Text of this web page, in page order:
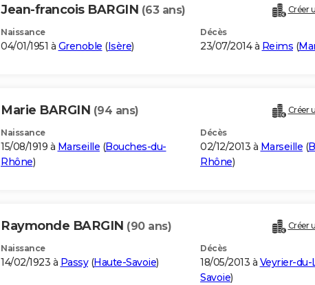
Jean-francois BARGIN (63 ans) Créer
Naissance
04/01/1951 à Grenoble (Isère)
Décès
23/07/2014 à Reims (
Marie BARGIN (94 ans) Créer
Naissance
15/08/1919 à Marseille (Bouches-du-
Rhône)
Décès
02/12/2013 à Marseille (
Rhône)
Raymonde BARGIN (90 ans) Créer
Naissance
14/02/1923 à Passy(Haute-Savoie)
Décès
18/05/2013 à Veyrier-du-
Savoie)